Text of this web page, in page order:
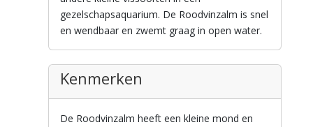
gezelschapsaquarium. De Roodvinzalm is snel
en wendbaar en zwemt graag in open water.
Kenmerken
De Roodvinzalm heeft een kleine mond en